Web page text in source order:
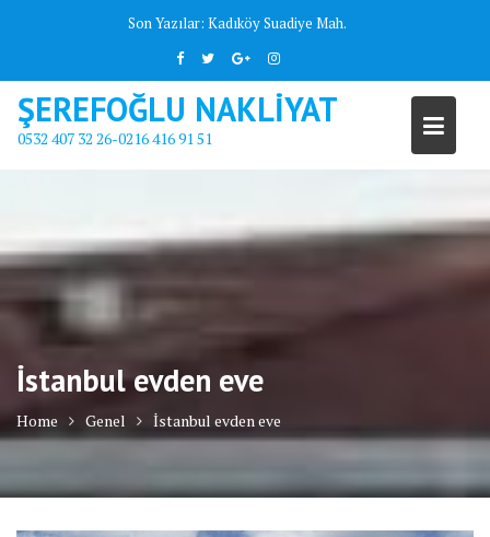
Son Yazılar: Kadıköy Suadiye Mah.
ŞEREFOĞLU NAKLİYAT
0532 407 32 26-0216 416 91 51
İstanbul evden eve
Home Genel İstanbul evden eve